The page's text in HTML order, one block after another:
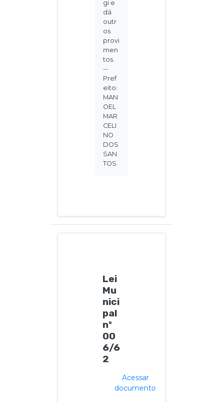
gi e
dá
outr
os
provi
men
tos.
--
Pref
eito:
MAN
OEL
MAR
CELI
NO
DOS
SAN
TOS
Lei
Mu
nici
pal
nº
00
6/6
2
Acessar
documento